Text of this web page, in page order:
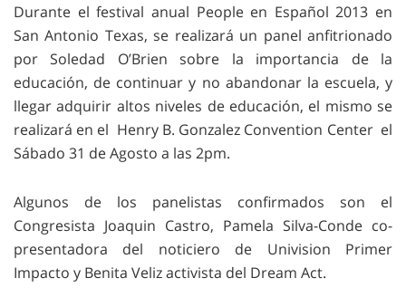
Durante el festival anual People en Español 2013 en
San Antonio Texas, se realizará un panel anfitrionado
por Soledad O’Brien sobre la importancia de la
educación, de continuar y no abandonar la escuela, y
llegar adquirir altos niveles de educación, el mismo se
realizará en el Henry B. Gonzalez Convention Center el
Sábado 31 de Agosto a las 2pm.
Algunos de los panelistas confirmados son el
Congresista Joaquin Castro, Pamela Silva-Conde co-
presentadora del noticiero de Univision Primer
Impacto y Benita Veliz activista del Dream Act.